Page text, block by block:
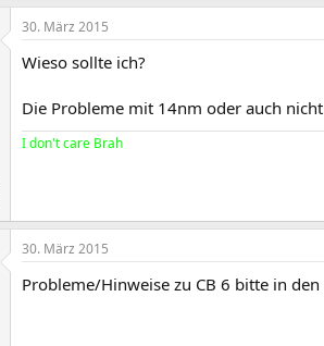
30. März 2015
Wieso sollte ich?
Die Probleme mit 14nm oder auch
I don't care Brah
30. März 2015
Probleme/Hinweise zu CB 6 bitte in